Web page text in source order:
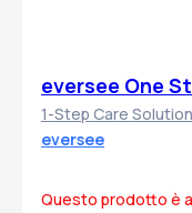
eversee One
1-Step Care
eversee
Questo prodotto è